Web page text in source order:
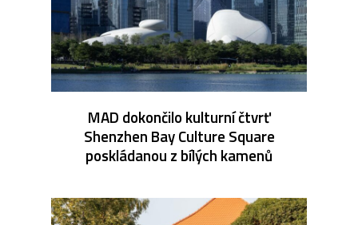
MAD dokončilo kulturní čtvrť
Shenzhen Bay Culture Square
poskládanou z bílých kamenů